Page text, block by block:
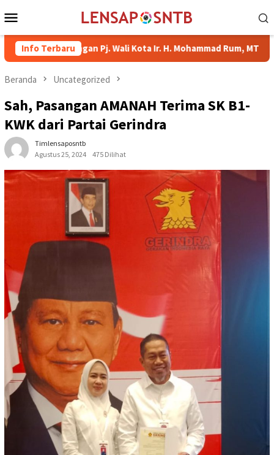
ke
Mobile
Info Terbaru
Pj. Wali Kota Ir. H. Mohammad Rum, MT Serahkan
Beranda Uncategorized
Sah, Pasangan AMANAH Terima SK B1-
KWK dari Partai Gerindra
Timlensaposntb
Agustus 25, 2024
475 Dilihat